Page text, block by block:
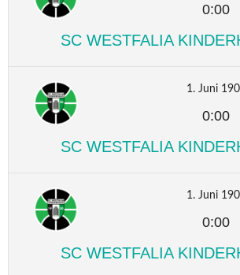
0:00
SC WESTFALIA
1. Juni
0:00
SC WESTFALIA
1. Juni
0:00
SC WESTFALIA